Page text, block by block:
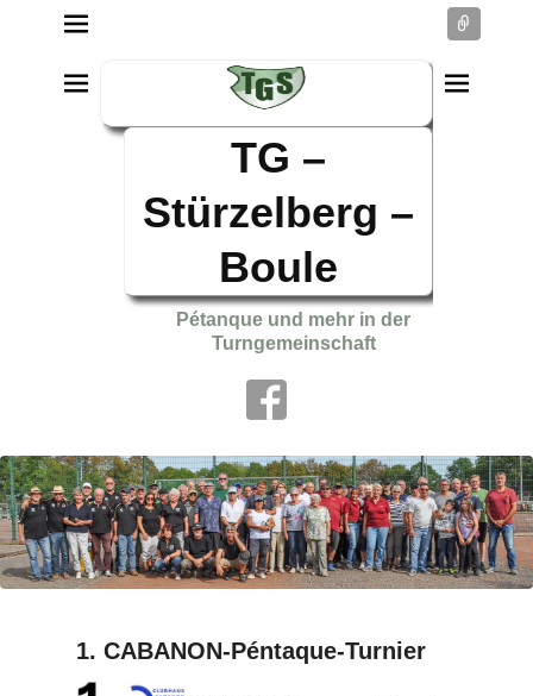
TG –
Stürzelberg –
Boule
Pétanque und mehr in der
Turngemeinschaft
1. CABANON-Péntaque-Turnier
P